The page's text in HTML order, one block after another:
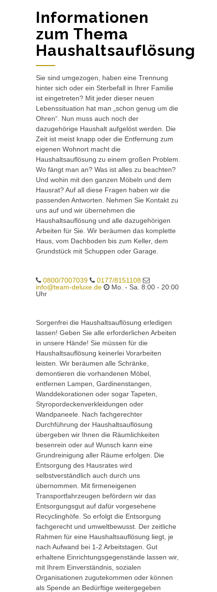
Informationen
zum Thema
Haushaltsauflösung
Sie sind umgezogen, haben eine Trennung
hinter sich oder ein Sterbefall in Ihrer Familie
ist eingetreten? Mit jeder dieser neuen
Lebenssituation hat man „schon genug um die
Ohren“. Nun muss auch noch der
dazugehörige Haushalt aufgelöst werden. Die
Zeit ist meist knapp oder die Entfernung zum
eigenen Wohnort macht die
Haushaltsauflösung zu einem großen Problem.
Wo fängt man an? Was ist alles zu beachten?
Und wohin mit den ganzen Möbeln und dem
Hausrat? Auf all diese Fragen haben wir die
passenden Antworten. Nehmen Sie Kontakt zu
uns auf und wir übernehmen die
Haushaltsauflösung und alle dazugehörigen
Arbeiten für Sie. Wir beräumen das komplette
Haus, vom Dachboden bis zum Keller, dem
Grundstück mit Schuppen oder Garage.
0800/7007039
0177/8151108
info@team-deluxe.de
Mo. - Sa. 8:00 - 20:00
Uhr
Sorgenfrei die Haushaltsauflösung erledigen
lassen! Geben Sie alle erforderlichen Arbeiten
in unsere Hände! Sie müssen für die
Haushaltsauflösung keinerlei Vorarbeiten
leisten. Wir beräumen alle Schränke,
demontieren die vorhandenen Möbel,
entfernen Lampen, Gardinenstangen,
Wanddekorationen oder sogar Tapeten,
Styropordeckenverkleidungen oder
Wandpaneele. Nach fachgerechter
Durchführung der Haushaltsauflösung
übergeben wir Ihnen die Räumlichkeiten
besenrein oder auf Wunsch kann eine
Grundreinigung aller Räume erfolgen. Die
Entsorgung des Hausrates wird
selbstverständlich auch durch uns
übernommen. Mit firmeneigenen
Transportfahrzeugen befördern wir das
Entsorgungsgut auf dafür vorgesehene
Recyclinghöfe. So erfolgt die Entsorgung
fachgerecht und umweltbewusst. Der zeitliche
Rahmen für eine Haushaltsauflösung liegt, je
nach Aufwand bei 1-2 Arbeitstagen. Gut
erhaltene Einrichtungsgegenstände lassen wir,
mit Ihrem Einverständnis, sozialen
Organisationen zugutekommen oder können
als Spende an Bedürftige weitergegeben